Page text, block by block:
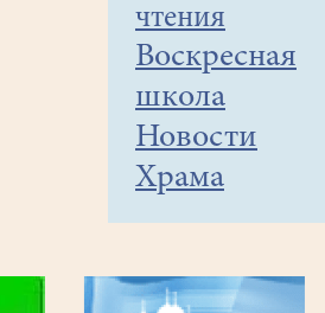
чтения
Воскресная
школа
Новости
Храма